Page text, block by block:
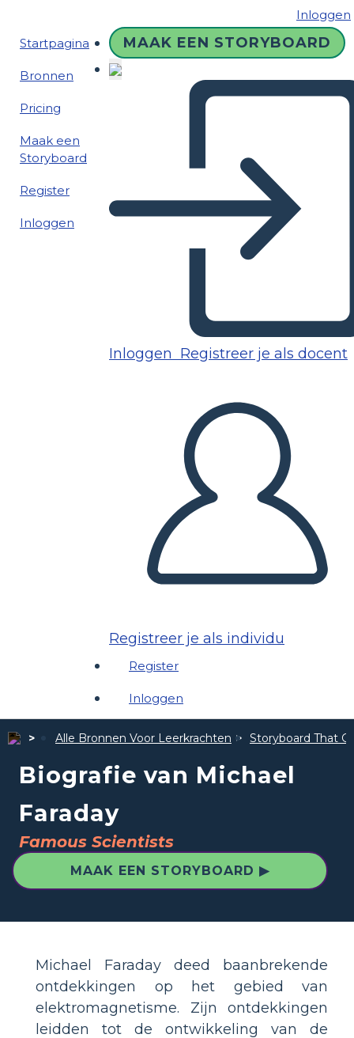
Inloggen
Startpagina
Bronnen
Pricing
Maak een
Storyboard
Register
Inloggen
MAAK EEN STORYBOARD
Inloggen Registreer je als docent
Registreer je als individu
Register
Inloggen
Alle Bronnen Voor Leerkrachten Storyboard That
Biografie van Michael
Faraday
Famous Scientists
MAAK EEN STORYBOARD ▶
Michael Faraday deed baanbrekende
ontdekkingen op het gebied van
elektromagnetisme. Zijn ontdekkingen
leidden tot de ontwikkeling van de